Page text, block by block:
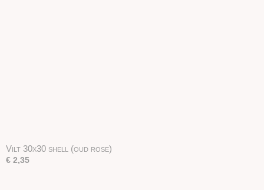
Vilt 30x30 shell (oud rose)
€ 2,35